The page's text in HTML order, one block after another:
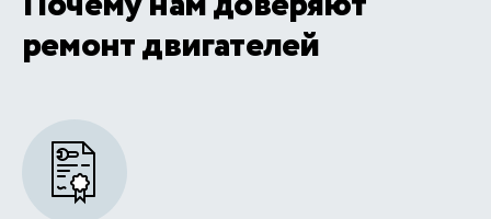
ремонт двигателей